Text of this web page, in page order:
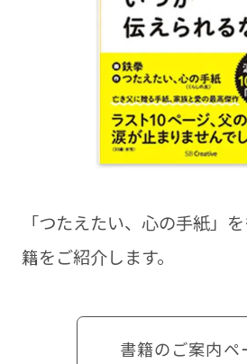
「つたえたい、⼼の⼿紙」
籍をご紹介します。
書籍のご案内ペ